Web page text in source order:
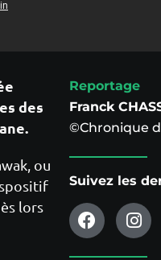
des
ou
lors
Reportage
Franck
©Chronique
Suivez les